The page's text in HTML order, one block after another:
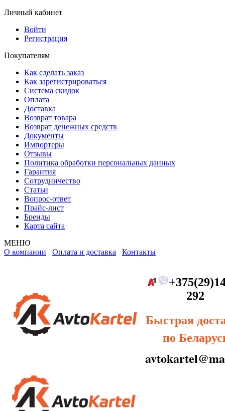
Личный кабинет
Войти
Регистрация
Покупателям
Как сделать заказ
Как зарегистрироваться
Система скидок
Оплата
Доставка
Возврат товара
Возврат денежных средств
Документы
Импортеры
Отзывы
Политика обработки персональных данных
Гарантия
Сотрудничество
Статьи
Вопрос-ответ
Прайс-лист
Бренды
Карта сайта
МЕНЮ
О компании Оплата и доставка Контакты
292
Быстрая
по